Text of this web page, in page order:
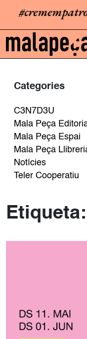
Etiqueta:
Categories
C3N7D3U
Mala Peça
Mala Peça Espai
Mala Peça
Notícies
Teler Cooperatiu